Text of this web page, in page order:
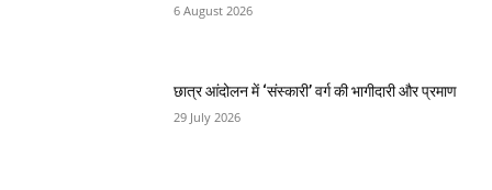
6 August 2026
छात्र आंदोलन में ‘संस्कारी’ वर्ग की भागीदारी और प्रमाण
29 July 2026